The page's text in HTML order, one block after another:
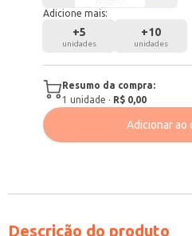
Adicione mais:
+5
unidades
+10
unidades
Resumo da compra:
1 unidade · R$ 0,00
Adicionar ao
Descrição do produto